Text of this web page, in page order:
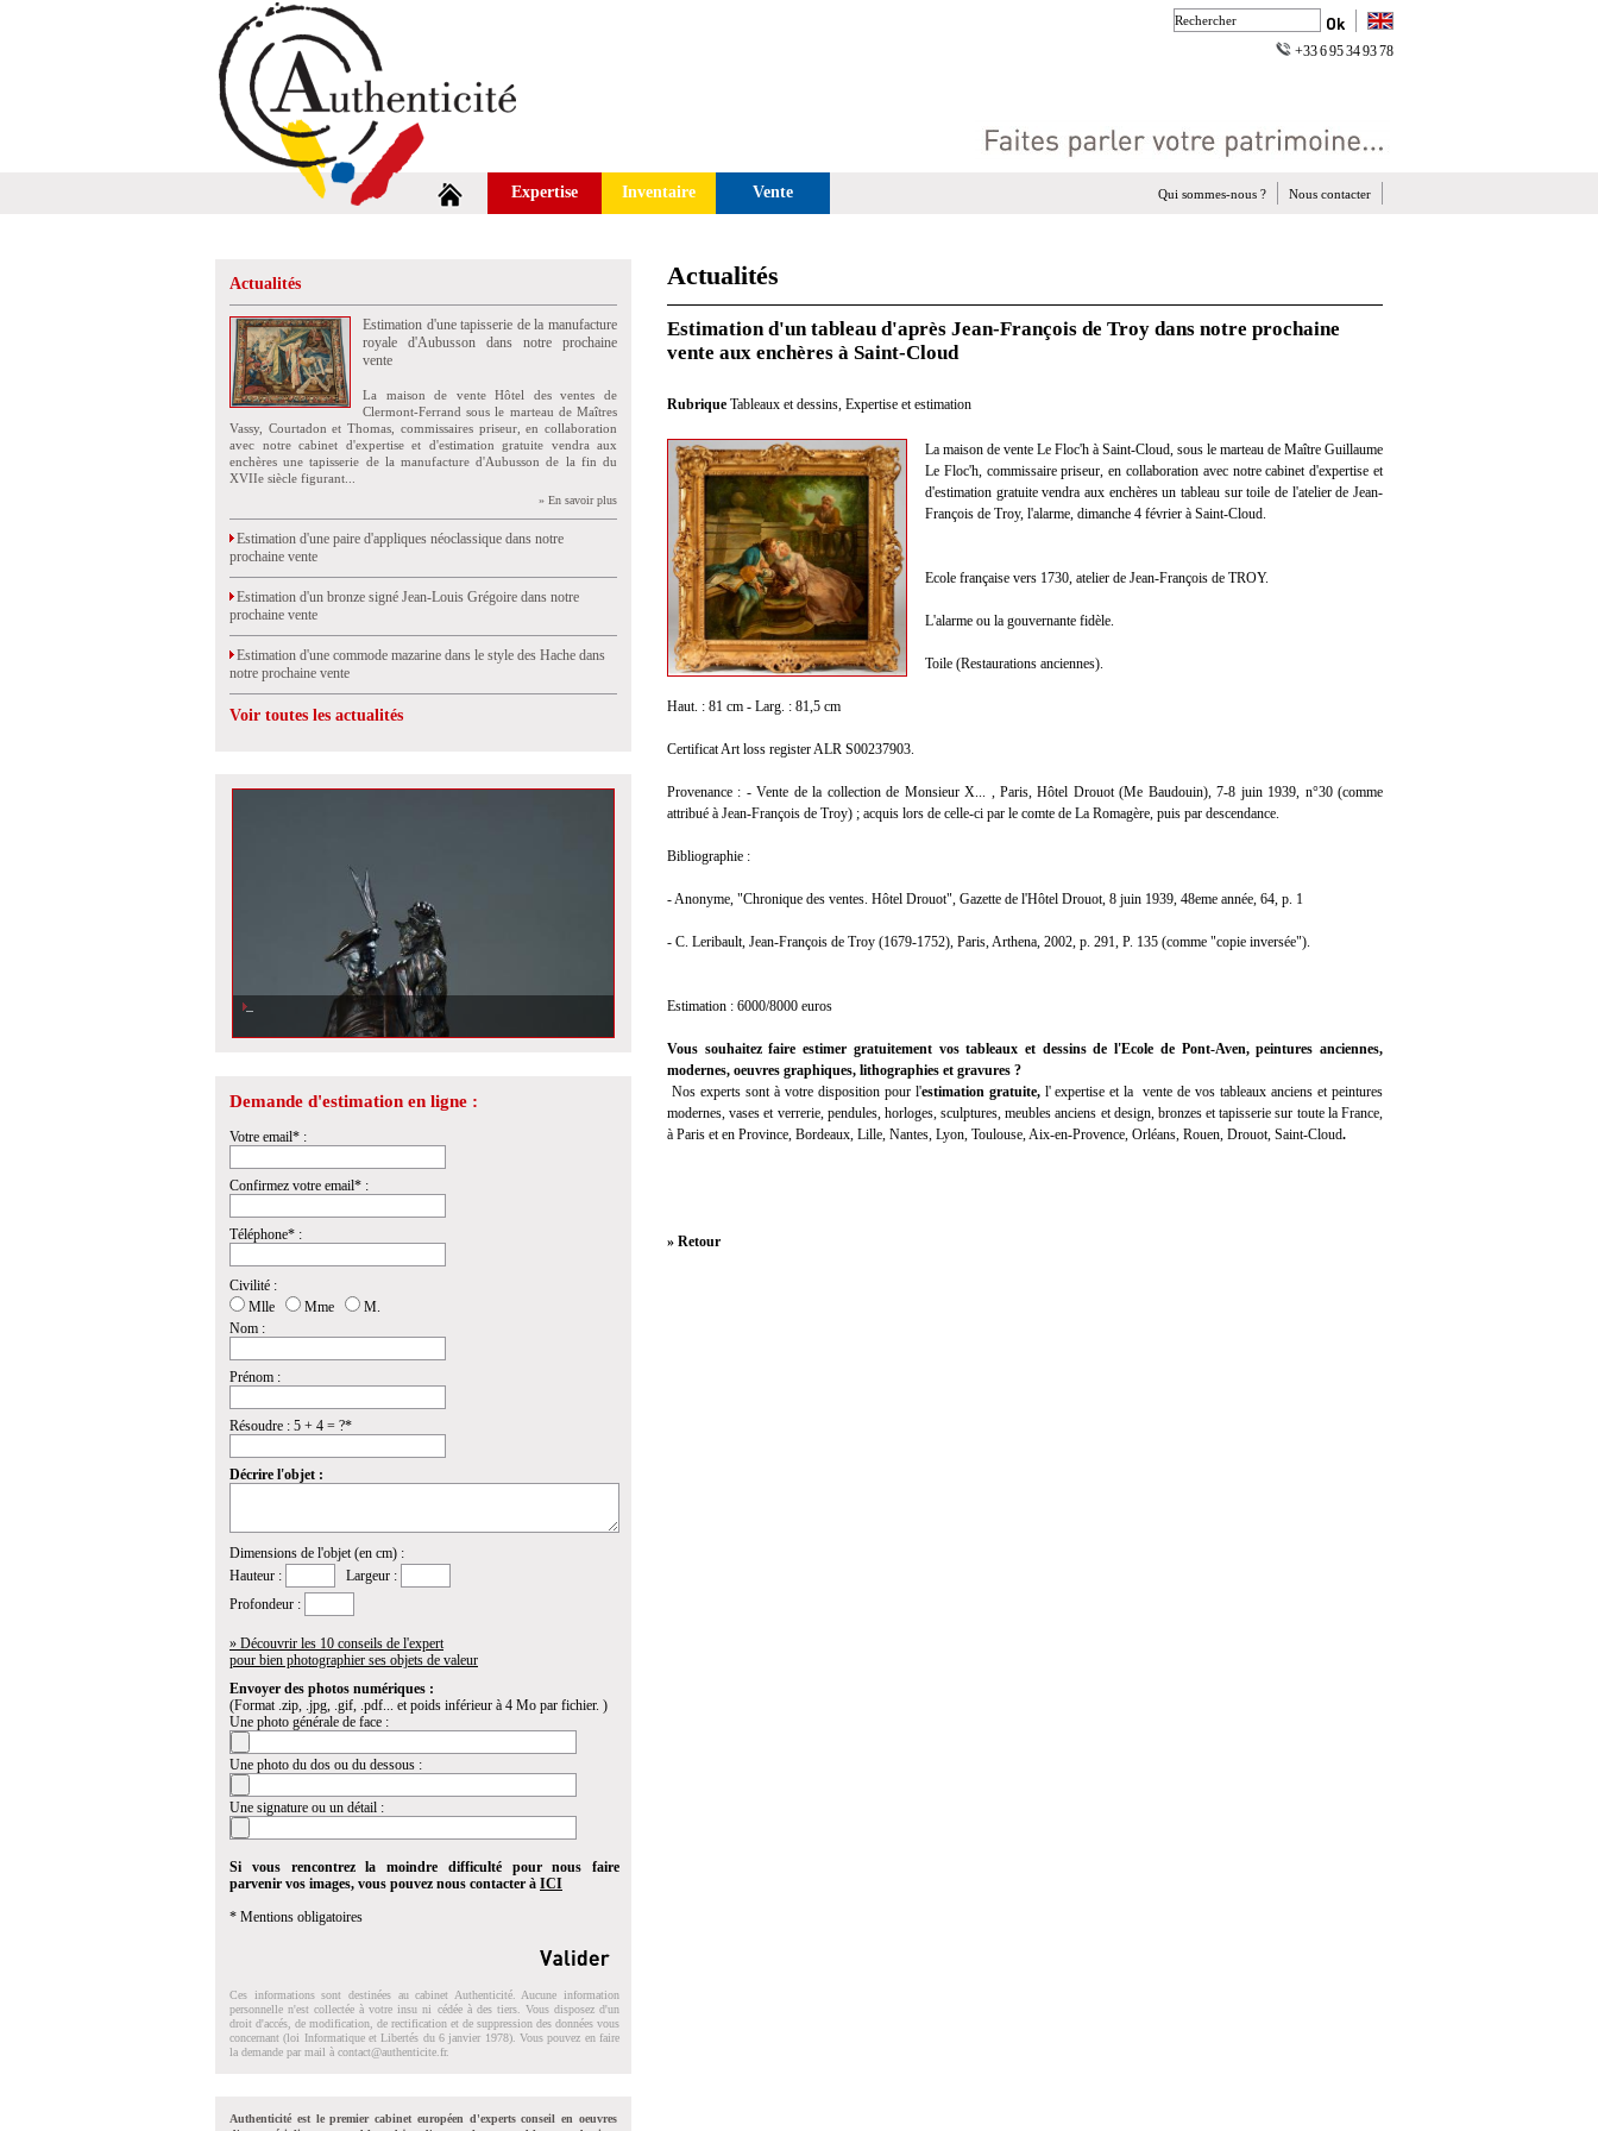
+33 6 95 34 93 78
Expertise Inventaire Vente Nous contacter
Qui sommes-nous ?
Actualités
Estimation d'une tapisserie de la manufacture
royale d'Aubusson dans notre prochaine
vente
La maison de vente Hôtel des ventes de
Clermont-Ferrand sous le marteau de Maîtres
Vassy, Courtadon et Thomas, commissaires priseur, en collaboration
avec notre cabinet d'expertise et d'estimation gratuite vendra aux
enchères une tapisserie de la manufacture d'Aubusson de la fin du
XVIIe siècle figurant...
» En savoir plus
Estimation d'une paire d'appliques néoclassique dans notre
prochaine vente
Estimation d'un bronze signé Jean-Louis Grégoire dans notre
prochaine vente
Estimation d'une commode mazarine dans le style des Hache dans
notre prochaine vente
Voir toutes les actualités
Demande d'estimation en ligne :
Votre email* :
Confirmez votre email* :
Téléphone* :
Civilité :
Mlle
Mme
M.
Nom :
Prénom :
Résoudre : 5 + 4 = ?*
Décrire l'objet :
Dimensions de l'objet (en cm) :
Hauteur :
Largeur :
Profondeur :
» Découvrir les 10 conseils de l'expert
pour bien photographier ses objets de valeur
Envoyer des photos numériques :
(Format .zip, .jpg, .gif, .pdf... et poids inférieur à 4 Mo par fichier. )
Une photo générale de face :
Une photo du dos ou du dessous :
Une signature ou un détail :
Si vous rencontrez la moindre difficulté pour nous faire
parvenir vos images, vous pouvez nous contacter à ICI
* Mentions obligatoires
Ces informations sont destinées au cabinet Authenticité. Aucune information
personnelle n'est collectée à votre insu ni cédée à des tiers. Vous disposez d'un
droit d'accés, de modification, de rectification et de suppression des données vous
concernant (loi Informatique et Libertés du 6 janvier 1978). Vous pouvez en faire
la demande par mail à contact@authenticite.fr.
Authenticité est le premier cabinet européen d'experts conseil en oeuvres
Actualités
Estimation d'un tableau d'après Jean-François de Troy dans notre prochaine
vente aux enchères à Saint-Cloud
Rubrique Tableaux et dessins, Expertise et estimation
La maison de vente Le Floc'h à Saint-Cloud, sous le marteau de Maître Guillaume
Le Floc'h, commissaire priseur, en collaboration avec notre cabinet d'expertise et
d'estimation gratuite vendra aux enchères un tableau sur toile de l'atelier de Jean-
François de Troy, l'alarme, dimanche 4 février à Saint-Cloud.
Ecole française vers 1730, atelier de Jean-François de TROY.
L'alarme ou la gouvernante fidèle.
Toile (Restaurations anciennes).
Haut. : 81 cm - Larg. : 81,5 cm
Certificat Art loss register ALR S00237903.
Provenance : - Vente de la collection de Monsieur X... , Paris, Hôtel Drouot (Me Baudouin), 7-8 juin 1939, n°30 (comme
attribué à Jean-François de Troy) ; acquis lors de celle-ci par le comte de La Romagère, puis par descendance.
Bibliographie :
- Anonyme, "Chronique des ventes. Hôtel Drouot", Gazette de l'Hôtel Drouot, 8 juin 1939, 48eme année, 64, p. 1
- C. Leribault, Jean-François de Troy (1679-1752), Paris, Arthena, 2002, p. 291, P. 135 (comme "copie inversée").
Estimation : 6000/8000 euros
Vous souhaitez faire estimer gratuitement vos tableaux et dessins de l'Ecole de Pont-Aven, peintures anciennes,
modernes, oeuvres graphiques, lithographies et gravures ?
Nos experts sont à votre disposition pour l'estimation gratuite, l'expertise et lavente de vos tableaux anciens et peintures
modernes, vases et verrerie, pendules, horloges, sculptures, meubles anciens et design, bronzes et tapisserie sur toute la France,
à Paris et en Province, Bordeaux, Lille, Nantes, Lyon, Toulouse, Aix-en-Provence, Orléans, Rouen, Drouot, Saint-Cloud.
» Retour